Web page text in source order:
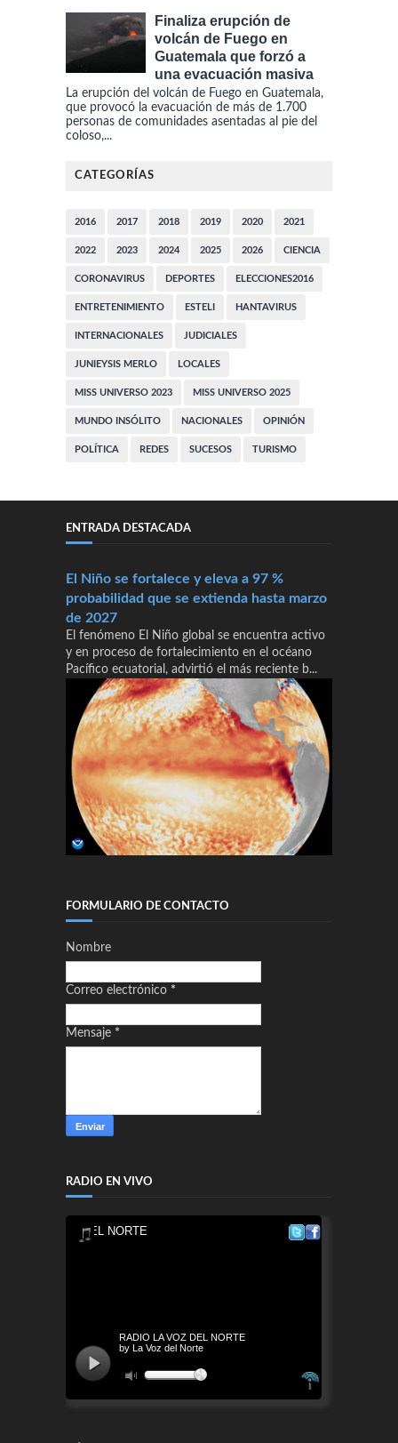
Finaliza erupción de
volcán de Fuego en
Guatemala que forzó a
una evacuación masiva
La erupción del volcán de Fuego en Guatemala,
que provocó la evacuación de más de 1.700
personas de comunidades asentadas al pie del
coloso,...
CATEGORÍAS
2016 2017 2018 2019 2020 2021
2022 2023 2024 2025 2026 CIENCIA
CORONAVIRUS DEPORTES ELECCIONES2016
ENTRETENIMIENTO ESTELI HANTAVIRUS
INTERNACIONALES JUDICIALES
JUNIEYSIS MERLO LOCALES
MISS UNIVERSO 2023 MISS UNIVERSO 2025
MUNDO INSÓLITO NACIONALES OPINIÓN
POLÍTICA REDES SUCESOS TURISMO
ENTRADA DESTACADA
El Niño se fortalece y eleva a 97 %
probabilidad que se extienda hasta marzo
de 2027
El fenómeno El Niño global se encuentra activo
y en proceso de fortalecimiento en el océano
Pacífico ecuatorial, advirtió el más reciente b...
FORMULARIO DE CONTACTO
Nombre
Correo electrónico *
Mensaje *
RADIO EN VIVO